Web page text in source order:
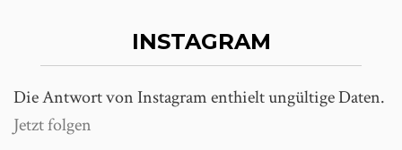
INSTAGRAM
Die Antwort von Instagram enthielt ungültige Daten.
Jetzt folgen